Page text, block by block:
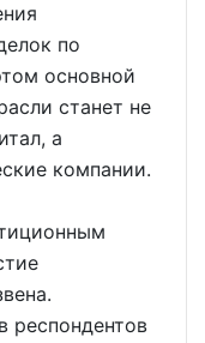
по
основной
станет не
а
компании.
респондентов